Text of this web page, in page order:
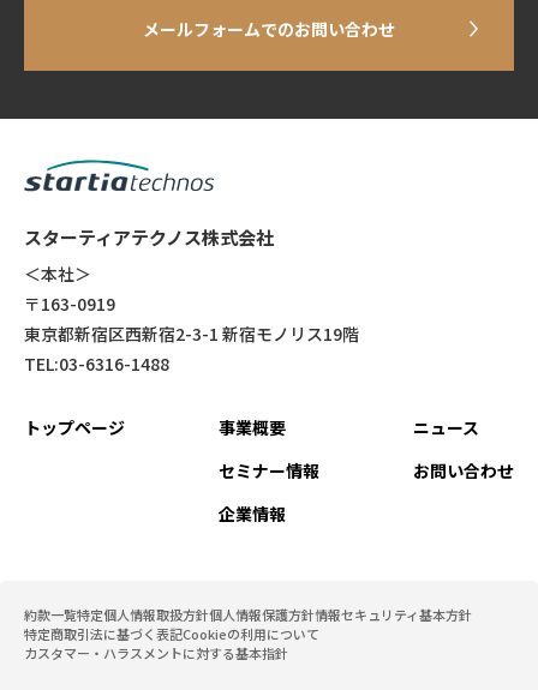
メールフォームでのお問い合わせ
スターティアテクノス株式会社
＜本社＞
〒163-0919
東京都新宿区西新宿2-3-1 新宿モノリス19階
TEL:03-6316-1488
トップページ
事業概要
セミナー情報
企業情報
ニュース
お問い合わせ
約款一覧特定個人情報取扱方針個人情報保護方針情報セキュリティ基本方針
特定商取引法に基づく表記Cookieの利用について
カスタマー・ハラスメントに対する基本指針